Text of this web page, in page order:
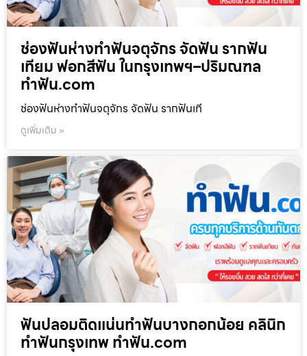
ช่องฟันห่างทำฟันจตุจักร จัดฟัน รากฟัน
เทียม ฟอกสีฟัน ในกรุงเทพฯ–ปริมณฑล
ทำฟัน.com
ช่องฟันห่างทำฟันจตุจักร จัดฟัน รากฟันเที
ดูเพิ่มเติม »
ฟันปลอมติดแน่นทำฟันบางกอกน้อย คลินิก
ทำฟันกรุงเทพ ทำฟัน.com